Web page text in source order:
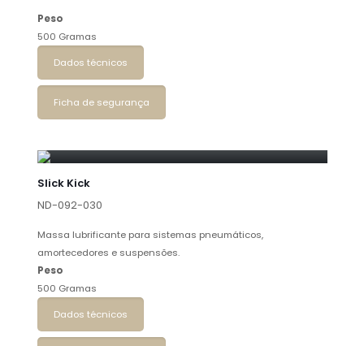
Peso
500 Gramas
Dados técnicos
Ficha de segurança
Slick Kick
ND-092-030
Massa lubrificante para sistemas pneumáticos,
amortecedores e suspensões.
Peso
500 Gramas
Dados técnicos